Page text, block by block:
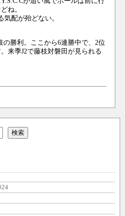
ね。
気配が殆どない。
の勝利。ここから6連勝中で、2位
来季J2で藤枝対磐田が見られる
検索